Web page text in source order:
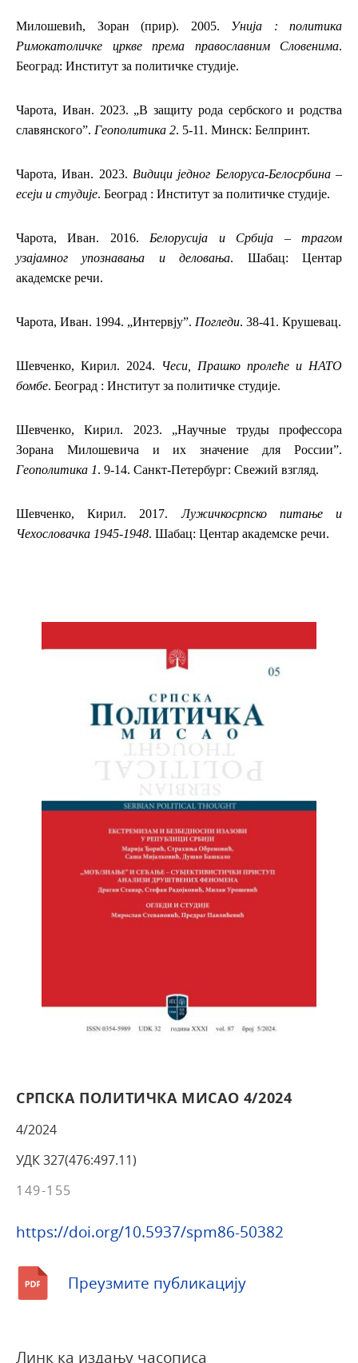
Милошевић, Зоран (прир). 2005. Унија : политика
Римокатоличке цркве према православним Словенима.
Београд: Институт за политичке студије.
Чарота, Иван. 2023. „В защиту рода сербского и родства
славянского”. Геополитика 2. 5-11. Минск: Белпринт.
Чарота, Иван. 2023. Видици једног Белоруса-Белосрбина –
есеји и студије. Београд : Институт за политичке студије.
Чарота, Иван. 2016. Белорусија и Србија – трагом
узајамног упознавања и деловања. Шабац: Центар
академске речи.
Чарота, Иван. 1994. „Интервју”. Погледи. 38-41. Крушевац.
Шевченко, Кирил. 2024. Чеси,
Прашко пролеће и НАТО
бомбе. Београд : Институт за политичке студије.
Шевченко, Кирил. 2023. „Научные труды профессора
Зорана Милошевича и их значение для России”.
Геополитика 1. 9-14. Санкт-Петербург: Свежий взгляд.
Шевченко, Кирил. 2017.Лужичкосрпско питање и
Чехословачка 1945-1948. Шабац: Центар академске речи.
СРПСКА ПОЛИТИЧКА МИСАО 4/2024
4/2024
УДК 327(476:497.11)
149-155
https://doi.org/10.5937/spm86-50382
Преузмите публикацију
Линк ка издању часописа